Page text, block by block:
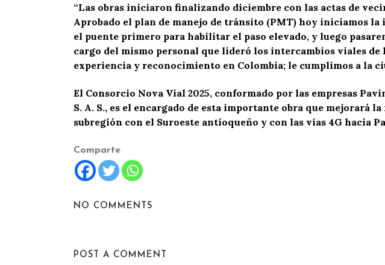
“Las obras iniciaron finalizando diciembre con las actas de
Aprobado el plan de manejo de tránsito (PMT) hoy iniciamos
el puente primero para habilitar el paso elevado, y luego
cargo del mismo personal que lideró los intercambios viales de
experiencia y reconocimiento en Colombia; le cumplimos a la
El Consorcio Nova Vial 2025, conformado por las empresas
S. A. S., es el encargado de esta importante obra que mejorará
subregión con el Suroeste antioqueño y con las vías 4G hacia
Comparte
NO COMMENTS
POST A COMMENT